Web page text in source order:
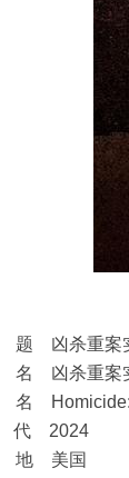
凶杀重案实
凶杀重案实
Homicide:
2024
美国